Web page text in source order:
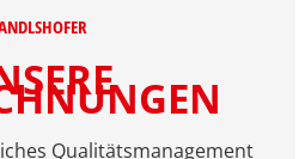
Qualitätsmanagement